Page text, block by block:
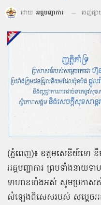
ដោយ អគ្គបញ្ជាការ ចេញផ្ស
(ភ្នំពេញ)៖ ឧត្តមសេនីយ៍ទោ
អគ្គបញ្ជាការ ព្រមទាំងនាយ
ទាហានទាំងអស់ សូមប្រកាស
សំឡេងពិសេសរបស់ សម្តេចអ